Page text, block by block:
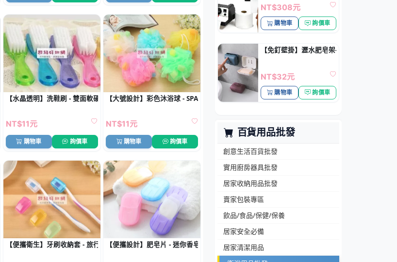
NT$308元
購物車 詢價車
【免釘壁掛】瀝水肥皂架-無痕貼香皂盒
NT$32元
購物車 詢價車
百貨用品批發
創意生活百貨批發
實用廚房器具批發
居家收納用品批發
賣家包裝專區
飲品/食品/保健/保養
居家安全必備
居家清潔用品
封防臭圈
【水晶透明】洗鞋刷 - 雙面軟硬毛設計
NT$11元
購物車 詢價車
【大號設計】彩色沐浴球 - SPA級沐浴花
NT$11元
購物車 詢價車
宣傳小物
【便攜衛生】牙刷收納套 - 旅行牙刷頭套 (5入)【便攜設計】肥皂片 - 迷你香皂紙 (20片)